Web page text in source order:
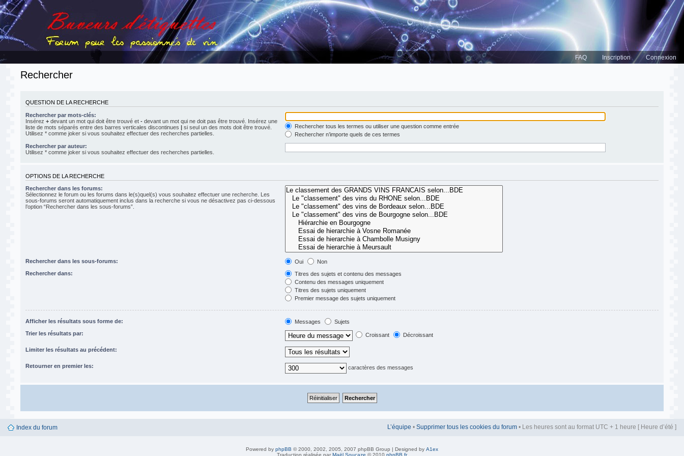
FAQ Inscription Connexion
Rechercher
QUESTION DE LA RECHERCHE
Rechercher par mots-clés:
Insérez + devant un mot qui doit être trouvé et - devant un mot qui ne doit pas être trouvé. Insérez une
liste de mots séparés entre des barres verticales discontinues | si seul un des mots doit être trouvé.
Utilisez * comme joker si vous souhaitez effectuer des recherches partielles.
Rechercher tous les termes ou utiliser une question comme entrée
Rechercher n’importe quels de ces termes
Rechercher par auteur:
Utilisez * comme joker si vous souhaitez effectuer des recherches partielles.
OPTIONS DE LA RECHERCHE
Rechercher dans les forums:
Sélectionnez le forum ou les forums dans le(s)quel(s) vous souhaitez effectuer une recherche. Les
sous-forums seront automatiquement inclus dans la recherche si vous ne désactivez pas ci-dessous
l’option “Rechercher dans les sous-forums”.
Rechercher dans les sous-forums: Oui
Non
Rechercher dans:
Titres des sujets et contenu des messages
Contenu des messages uniquement
Titres des sujets uniquement
Premier message des sujets uniquement
Afficher les résultats sous forme de: Messages
Sujets
Trier les résultats par:
Croissant Décroissant
Limiter les résultats au précédent:
Retourner en premier les: caractères des messages
Index du forum L’équipe • Supprimer tous les cookies du forum • Les heures sont au format UTC + 1 heure [ Heure d’été ]
Powered by phpBB © 2000, 2002, 2005, 2007 phpBB Group | Designed by A1ex
Traduction réalisée par Maël Soucaze © 2010 phpBB.fr